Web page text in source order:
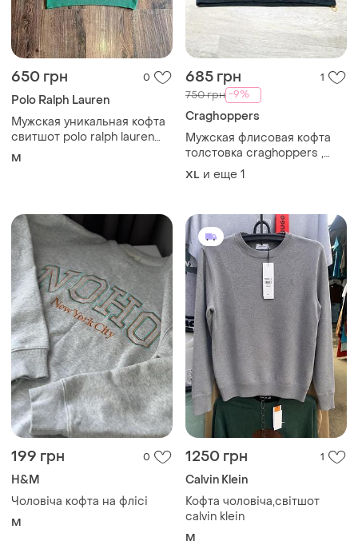
650 грн 0
Polo Ralph Lauren
Мужская уникальная кофта
свитшот polo ralph lauren
оригинал
M
685 грн 1
750 грн -9%
Craghoppers
Мужская флисовая кофта
толстовка craghoppers ,
размер xl-xxl
XL и еще 1
199 грн 0
H&M
Чоловіча кофта на флісі
M
1250 грн 1
Calvin Klein
Кофта чоловіча,світшот
calvin klein
M